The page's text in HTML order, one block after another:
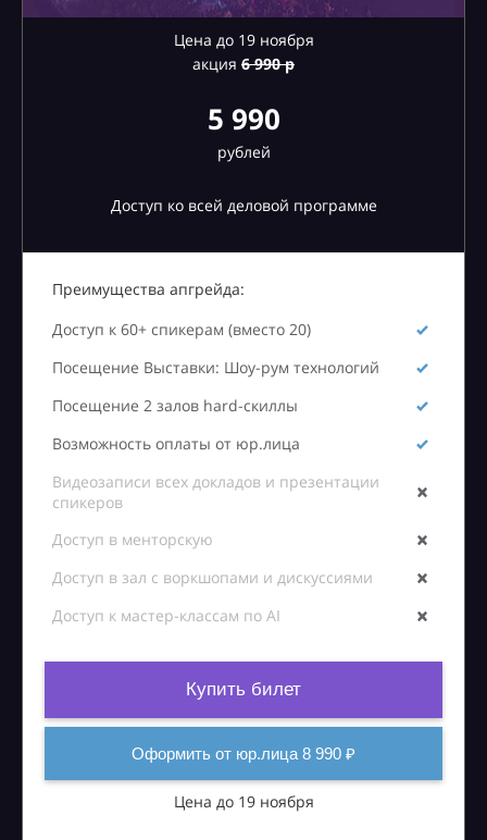
Цена до 19 ноября
акция 6990 р
5 990
рублей
Доступ ко всей деловой программе
Преимущества апгрейда:
Доступ к 60+ спикерам (вместо 20)
Посещение Выставки: Шоу-рум технологий
Посещение 2 залов hard-скиллы
Возможность оплаты от юр.лица
Видеозаписи всех докладов и презентации
спикеров
Доступ в менторскую
Доступ в зал с воркшопами и дискуссиями
Доступ к мастер-классам по AI
Купить билет
Оформить от юр.лица 8 990 ₽
Цена до 19 ноября